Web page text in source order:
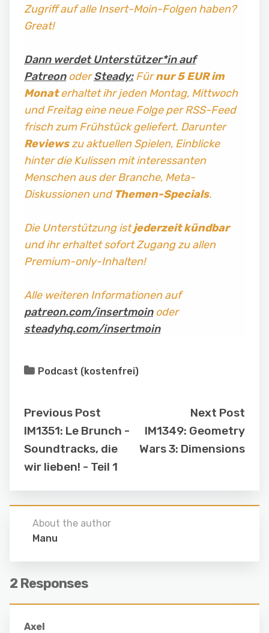
Zugriff auf alle Insert-Moin-Folgen haben?
Great!
Dann werdet Unterstützer*in auf
PatreonoderSteady:Fürnur 5 EUR im
Monaterhaltet ihr jeden Montag, Mittwoch
und Freitag eine neue Folge per RSS-Feed
frisch zum Frühstück geliefert. Darunter
Reviewszu aktuellen Spielen, Einblicke
hinter die Kulissen mit interessanten
Menschen aus der Branche, Meta-
Diskussionen und Themen-Specials.
Die Unterstützung istjederzeit kündbar
und ihr erhaltet sofort Zugang zu allen
Premium-only-Inhalten!
Alle weiteren Informationen auf
patreon.com/insertmoinoder
steadyhq.com/insertmoin
Podcast (kostenfrei)
Previous Post
IM1351: Le Brunch -
Soundtracks, die
wir lieben! - Teil 1
Next Post
IM1349: Geometry
Wars 3: Dimensions
About the author
Manu
2 Responses
Axel